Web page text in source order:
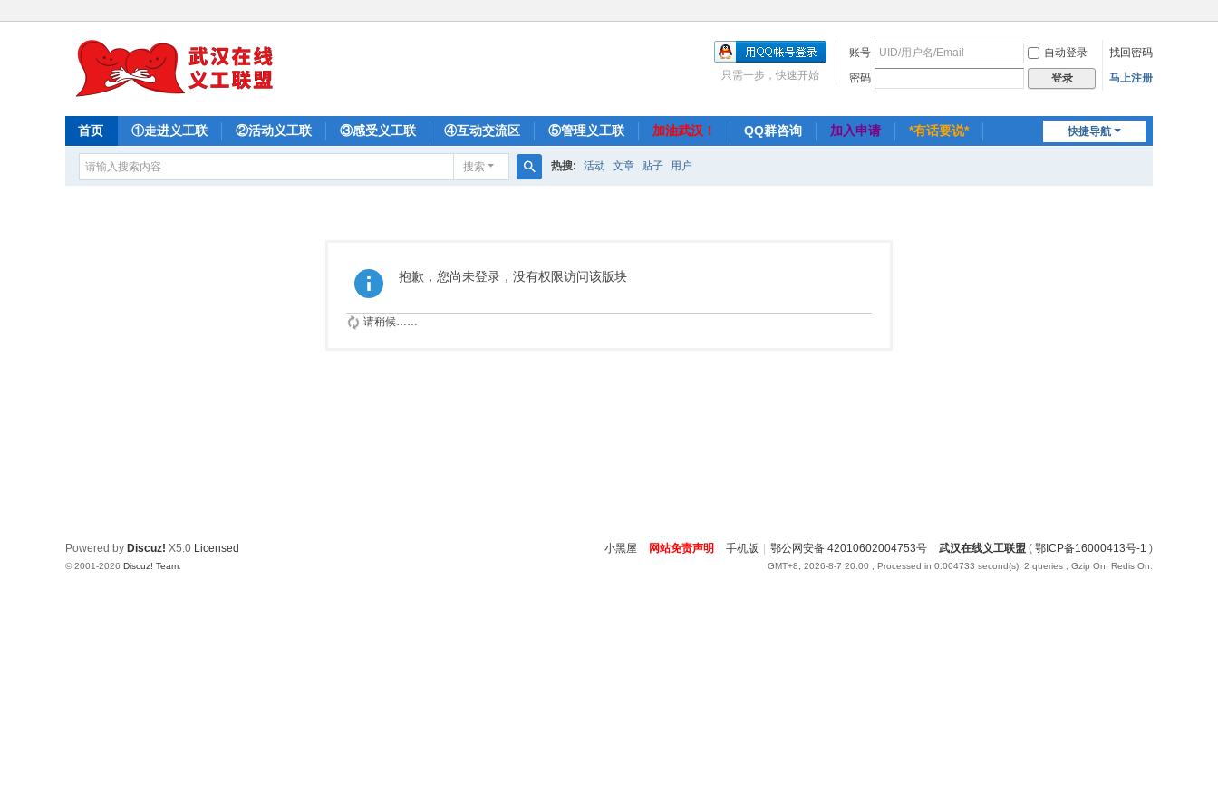
账号 自动登录
找回密码
密码
登录 马上注册
只需一步，快速开始
快捷导航
首页 ①走进义工联 ②活动义工联 ③感受义工联 ④互动交流区 ⑤管理义工联 加油武汉！ QQ群咨询 加入申请
*有话要说*
搜索 热搜: 活动 文章 贴子 用户
抱歉，您尚未登录，没有权限访问该版块
请稍候……
小黑屋 网站免责声明 手机版 鄂公网安备 42010602004753号 武汉在线义工联盟 ( 鄂ICP备16000413号-1 )
GMT+8, 2026-8-7 20:00 , Processed in 0.004733 second(s), 2 queries , Gzip On, Redis On.
Powered by Discuz! X5.0 Licensed
© 2001-2026 Discuz! Team